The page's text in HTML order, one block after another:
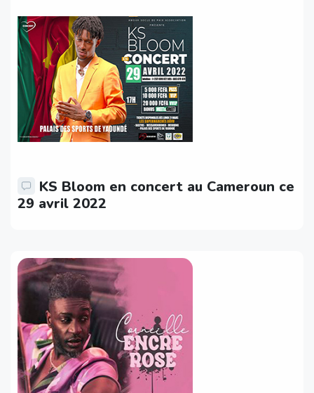
KS Bloom en concert au Cameroun ce
29 avril 2022